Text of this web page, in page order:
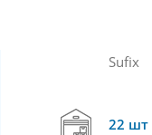
Sufix
22 шт